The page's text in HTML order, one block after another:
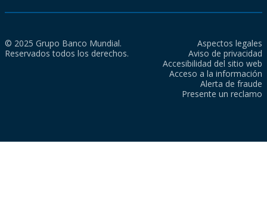
© 2025 Grupo Banco Mundial.
Reservados todos los derechos.
Aspectos legales
Aviso de privacidad
Accesibilidad del sitio web
Acceso a la información
Alerta de fraude
Presente un reclamo